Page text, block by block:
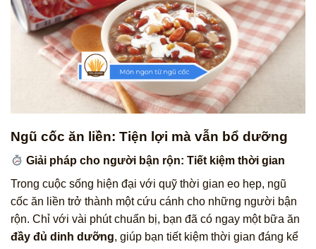
Ngũ cốc ăn liền: Tiện lợi mà vẫn bổ dưỡng
Giải pháp cho người bận rộn: Tiết kiệm thời gian
Trong cuộc sống hiện đại với quỹ thời gian eo hẹp, ngũ
cốc ăn liền trở thành một cứu cánh cho những người bận
rộn. Chỉ với vài phút chuẩn bị, bạn đã có ngay một bữa ăn
đầy đủ dinh dưỡng, giúp bạn tiết kiệm thời gian đáng kể